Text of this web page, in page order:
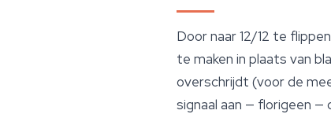
Door naar 12/12 te
te maken in plaats van
overschrijdt (voor de
signaal aan — florigeen —